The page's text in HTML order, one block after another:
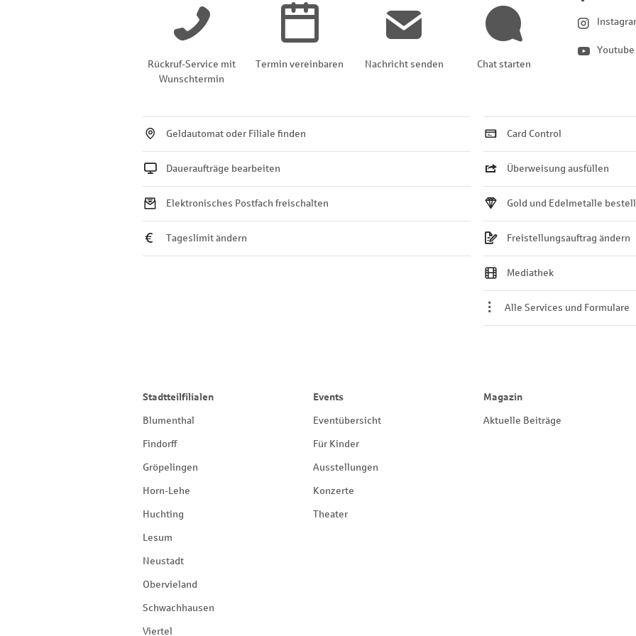
Rückruf-Service mit
Wunschtermin
Termin vereinbaren Nachricht senden Chat starten
Youtube
Geldautomat oder Filiale finden
Daueraufträge bearbeiten
Elektronisches Postfach freischalten
Tageslimit ändern
Card Control
Überweisung ausfüllen
Gold und Edelmetalle
Freistellungsauftrag ändern
Mediathek
Alle Services und Formulare
Stadtteilfilialen
Blumenthal
Findorff
Gröpelingen
Horn-Lehe
Huchting
Lesum
Neustadt
Obervieland
Schwachhausen
Viertel
Events
Eventübersicht
Für Kinder
Ausstellungen
Konzerte
Theater
Magazin
Aktuelle Beiträge